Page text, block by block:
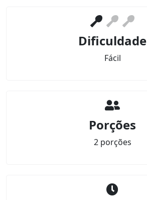
Dificuldade
Fácil
Porções
2 porções